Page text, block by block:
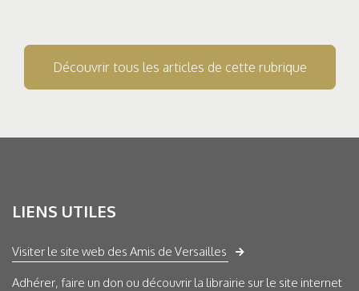
Découvrir tous les articles de cette rubrique
LIENS UTILES
Visiter le site web des Amis de Versailles
Adhérer, faire un don ou découvrir la librairie sur le site internet